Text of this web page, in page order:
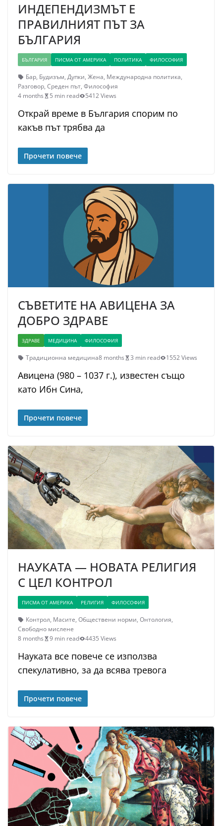
ИНДЕПЕНДИЗМЪТ Е
ПРАВИЛНИЯТ ПЪТ ЗА
БЪЛГАРИЯ
БЪЛГАРИЯ ПИСМА ОТ АМЕРИКА ПОЛИТИКА ФИЛОСОФИЯ
Бар, Будизъм, Дупки, Жена, Международна политика,
Разговор, Среден път, Философия
4 months
5 min read 5412 Views
Открай време в България спорим по
какъв път трябва да
Прочети повече
СЪВЕТИТЕ НА АВИЦЕНА ЗА
ДОБРО ЗДРАВЕ
ЗДРАВЕ МЕДИЦИНА ФИЛОСОФИЯ
Традиционна медицина8 months 3 min read 1552 Views
Авицена (980 – 1037 г.), известен също
като Ибн Сина,
Прочети повече
НАУКАТА — НОВАТА РЕЛИГИЯ
С ЦЕЛ КОНТРОЛ
ПИСМА ОТ АМЕРИКА РЕЛИГИЯ ФИЛОСОФИЯ
Контрол, Масите, Обществени норми, Онтология,
Свободно мислене
8 months
9 min read 4435 Views
Науката все повече се използва
спекулативно, за да всява тревога
Прочети повече